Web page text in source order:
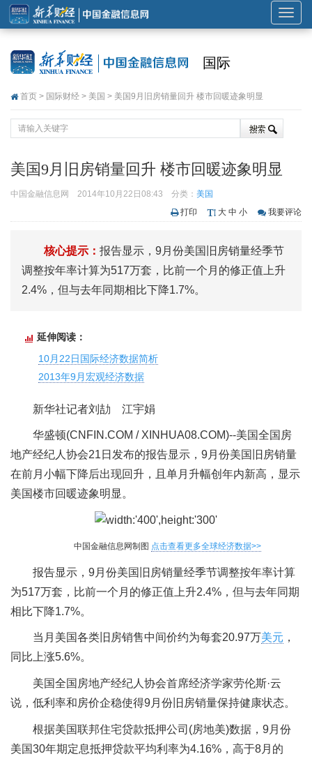
展
开
国际
首页 > 国际财经 > 美国 > 美国9月旧房销量回升 楼市回暖迹象明显
美国9月旧房销量回升 楼市回暖迹象明显
中国金融信息网 2014年10月22日08:43 分类： 美国
打印
大 中 小 我要评论
核心提示： 报告显示，9月份美国旧房销量经季节
调整按年率计算为517万套，比前一个月的修正值上升
2.4%，但与去年同期相比下降1.7%。
延伸阅读：
10月22日国际经济数据简析
2013年9月宏观经济数据
新华社记者刘劼 江宇娟
华盛顿(CNFIN.COM / XINHUA08.COM)--美国全国房
地产经纪人协会21日发布的报告显示，9月份美国旧房销量
在前月小幅下降后出现回升，且单月升幅创年内新高，显示
美国楼市回暖迹象明显。
中国金融信息网制图 点击查看更多全球经济数据>>
报告显示，9月份美国旧房销量经季节调整按年率计算
为517万套，比前一个月的修正值上升2.4%，但与去年同期
相比下降1.7%。
当月美国各类旧房销售中间价约为每套20.97万美元 ，
同比上涨5.6%。
美国全国房地产经纪人协会首席经济学家劳伦斯·云
说，低利率和房价企稳使得9月份旧房销量保持健康状态。
根据美国联邦住宅贷款抵押公司(房地美)数据，9月份
美国30年期定息抵押贷款平均利率为4.16%，高于8月的